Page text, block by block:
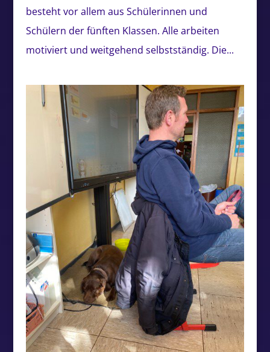
besteht vor allem aus Schülerinnen und
Schülern der fünften Klassen. Alle arbeiten
motiviert und weitgehend selbstständig. Die...